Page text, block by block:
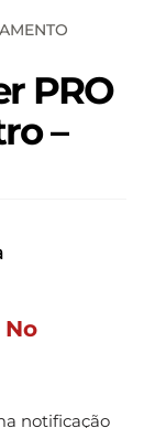
PRO
–
notificação